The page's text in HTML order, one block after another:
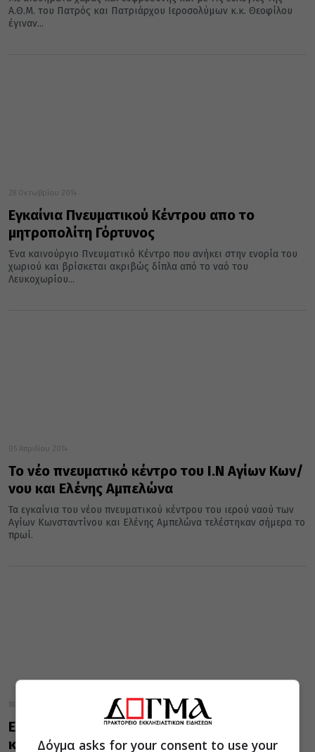
Α.Θ.Μ. του Πατρός και Πατριάρχου Ιεροσολύμων κ.κ. Θεοφίλου
έγιναν...
28 Οκτωβρίου 2014
Εγκαίνια Πνευματικού Κέντρου απο το
μητροπολίτη Γόρτυνος
Ένα καινούργιο Πνευματικό Κέντρο που ανήκει στην ενορία του
χωριού και βρίσκεται ακριβώς δίπλα από το ναό του
Λευκοχωρίου...
05 Απριλίου 2014
Το νέο πνευματικό κέντρο του Ι.Ν Αγίων Κων/
νου και Ελένης Αμπελώνα
Τα εγκαίνια του νέου πνευματικού κέντρου του ιερού ναού των
Αγίων Κωνσταντίνου και Ελένης Αμπελώνα τελέστηκαν σήμερα το
πρωί.
18 Σεπτεμβρίου 2013
Επίσκεψη Αξιωματικών στο πνευματικό
κέντρο της Ι.Μητρόπολης Φθιώτιδος
Δόγμα asks for your consent to use your